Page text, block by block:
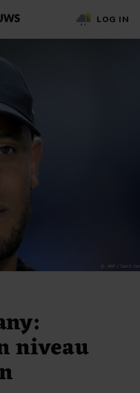
LOG IN
niveau